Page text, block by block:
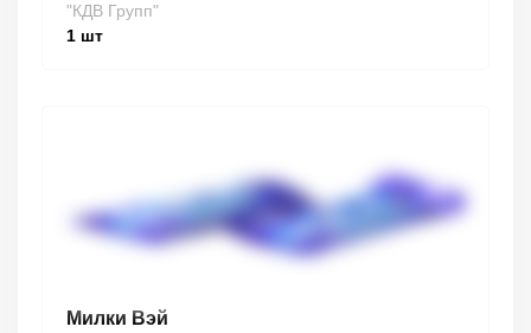
"КДВ Групп"
1 шт
Милки Вэй